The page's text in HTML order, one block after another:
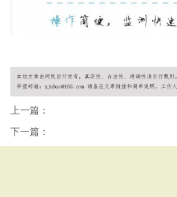
上一篇：
下一篇：